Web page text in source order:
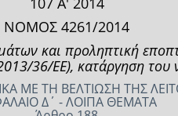
ΝΟΜΟΣ 4261/2014
και προληπτική
36/ΕΕ), κατάργηση του
ΜΕ ΤΗ ΒΕΛΤΙΩΣΗ ΤΗΣ
Δ΄ - ΛΟΙΠΑ ΘΕΜΑΤΑ